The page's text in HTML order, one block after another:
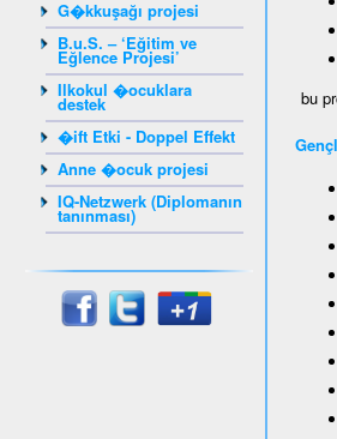
G�kkuşağı projesi
B.u.S. – ‘Eğitim ve
Eğlence Projesi’
Ilkokul �ocuklara
destek
�ift Etki - Doppel Effekt
Anne �ocuk projesi
IQ-Netzwerk (Diplomanın
tanınması)
bu